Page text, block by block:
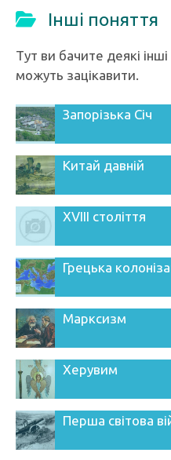
Інші поняття
Тут ви бачите деякі
можуть зацікавити.
Запорізька Січ
Китай давній
XVIII століття
Грецька
Марксизм
Херувим
Перша світова